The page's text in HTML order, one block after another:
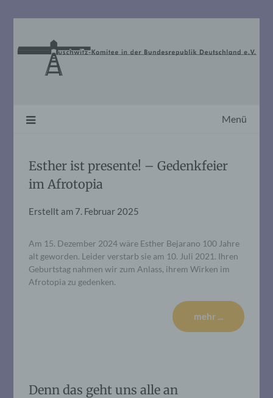
Menü
Esther ist presente! – Gedenkfeier
im Afrotopia
Erstellt am 7. Februar 2025
Am 15. Dezember 2024 wäre Esther Bejarano 100 Jahre
alt geworden. Leider verstarb sie am 10. Juli 2021. Ihren
Geburtstag nahmen wir zum Anlass, ihrem Wirken im
Afrotopia zu gedenken.
mehr ...
Denn das geht uns alle an